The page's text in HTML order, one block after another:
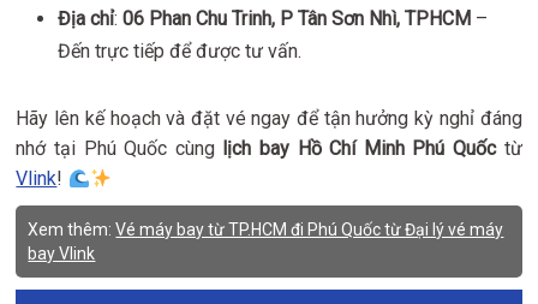
Địa chỉ:06 Phan Chu Trinh, P Tân Sơn Nhì, TPHCM –
Đến trực tiếp để được tư vấn.
Hãy lên kế hoạch và đặt vé ngay để tận hưởng kỳ nghỉ đáng
nhớ tại Phú Quốc cùng lịch bay Hồ Chí Minh Phú Quốctừ
Vlink!
Xem thêm:Vé máy bay từ TP.HCM đi Phú Quốc từ Đại lý vé máy
bay Vlink